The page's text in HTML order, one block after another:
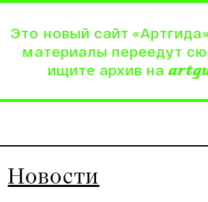
Это новый сайт
материалы переедут
ищите архив на
Новости